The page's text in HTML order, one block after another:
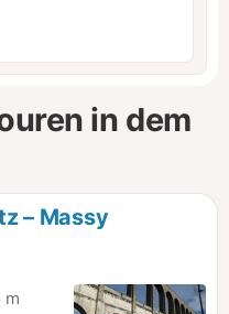
in dem
– Massy
m